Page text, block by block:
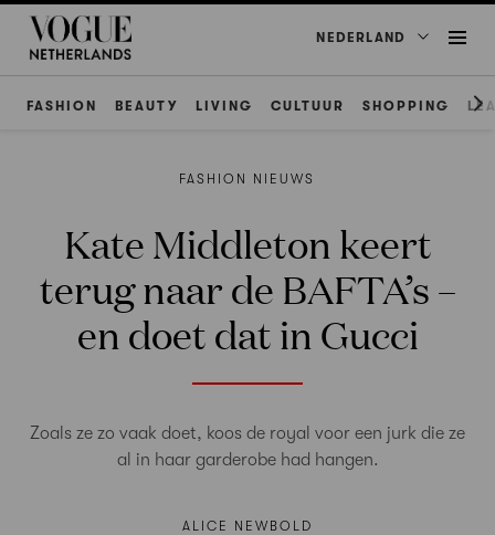
NEDERLAND
FASHION BEAUTY LIVING CULTUUR SHOPPING
FASHION NIEUWS
Kate Middleton keert
terug naar de BAFTA’s –
en doet dat in Gucci
Zoals ze zo vaak doet, koos de royal voor een jurk die ze
al in haar garderobe had hangen.
ALICE NEWBOLD